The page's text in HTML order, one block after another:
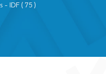
- IDF ( 75 )